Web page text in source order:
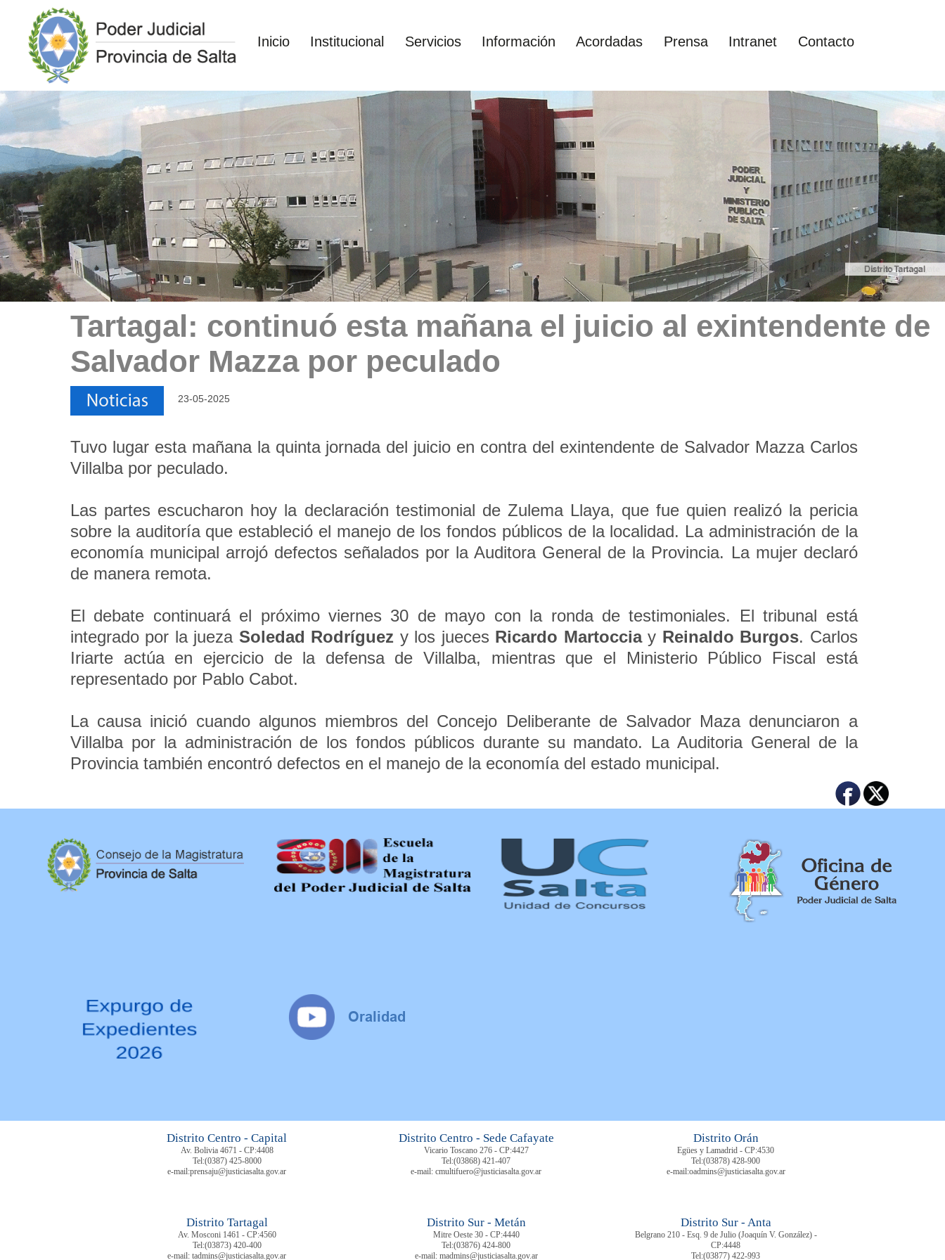
Inicio Institucional Servicios Información Acordadas Prensa Intranet Contacto
Tartagal: continuó esta mañana el juicio al exintendente de
Salvador Mazza por peculado
23-05-2025
Tuvo lugar esta mañana la quinta jornada del juicio en contra del exintendente de Salvador Mazza Carlos
Villalba por peculado.
Las partes escucharon hoy la declaración testimonial de Zulema Llaya, que fue quien realizó la pericia
sobre la auditoría que estableció el manejo de los fondos públicos de la localidad. La administración de la
economía municipal arrojó defectos señalados por la Auditora General de la Provincia. La mujer declaró
de manera remota.
El debate continuará el próximo viernes 30 de mayo con la ronda de testimoniales. El tribunal está
integrado por la jueza Soledad Rodríguez y los jueces Ricardo Martocciay Reinaldo Burgos. Carlos
Iriarte actúa en ejercicio de la defensa de Villalba, mientras que el Ministerio Público Fiscal está
representado por Pablo Cabot.
La causa inició cuando algunos miembros del Concejo Deliberante de Salvador Maza denunciaron a
Villalba por la administración de los fondos públicos durante su mandato. La Auditoria General de la
Provincia también encontró defectos en el manejo de la economía del estado municipal.
Distrito Centro - Capital
Av. Bolivia 4671 - CP:4408
Tel:(0387) 425-8000
e-mail:prensaju@justiciasalta.gov.ar
Distrito Centro - Sede Cafayate
Vicario Toscano 276 - CP:4427
Tel:(03868) 421-407
e-mail: cmultifuero@justiciasalta.gov.ar
Distrito Orán
Egües y Lamadrid - CP:4530
Tel:(03878)428-900
e-mail:oadmins@justiciasalta.gov.ar
Distrito Tartagal
Av. Mosconi 1461 - CP:4560
Tel:(03873) 420-400
e-mail: tadmins@justiciasalta.gov.ar
Distrito Sur - Metán
Mitre Oeste 30 - CP:4440
Tel:(03876) 424-800
e-mail: madmins@justiciasalta.gov.ar
Distrito Sur - Anta
Belgrano 210 - Esq. 9 de Julio (Joaquín V. González) -
CP:4448
Tel:(03877) 422-993